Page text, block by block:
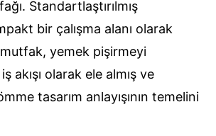
Standartlaştırılmış
bir çalışma alanı olarak
yemek pişirmeyi
akışı olarak ele almış ve
tasarım anlayışının temelini